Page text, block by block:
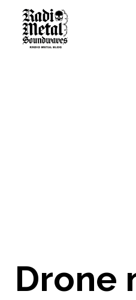
Drone